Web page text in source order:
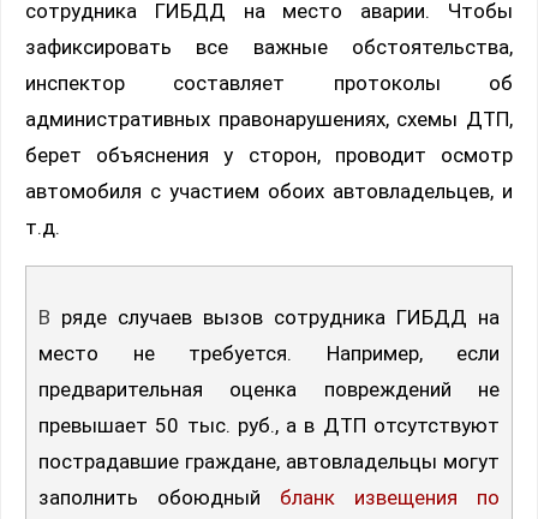
сотрудника ГИБДД на место аварии. Чтобы
зафиксировать все важные обстоятельства,
инспектор составляет протоколы об
административных правонарушениях, схемы ДТП,
берет объяснения у сторон, проводит осмотр
автомобиля с участием обоих автовладельцев, и
т.д.
В ряде случаев вызов сотрудника ГИБДД на
место не требуется. Например, если
предварительная оценка повреждений не
превышает 50 тыс. руб., а в ДТП отсутствуют
пострадавшие граждане, автовладельцы могут
заполнить обоюдный бланк извещения по